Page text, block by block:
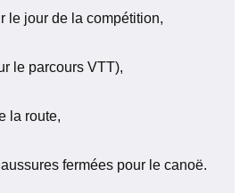
le jour de la compétition,
le parcours VTT),
la route,
fermées pour le canoë.